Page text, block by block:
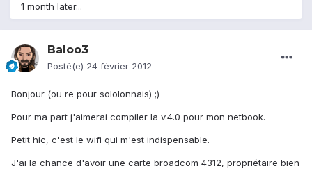
1 month later...
Baloo3
Posté(e) 24 février 2012
Bonjour (ou re pour sololonnais) ;)
Pour ma part j'aimerai compiler la v.4.0 pour mon netbook.
Petit hic, c'est le wifi qui m'est indispensable.
J'ai la chance d'avoir une carte broadcom 4312, propriétaire bien